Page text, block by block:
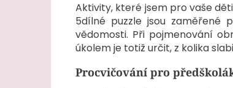
Aktivity, které jsem pro vaše
5dílné puzzle jsou zaměřené
vědomosti. Při pojmenování
úkolem je totiž určit, z kolika
Procvičování pro